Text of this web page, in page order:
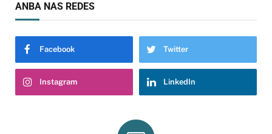
ANBA NAS REDES
Facebook Twitter
Instagram LinkedIn